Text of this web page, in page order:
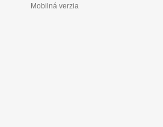
Mobilná verzia